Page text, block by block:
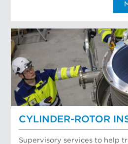
CYLINDER-ROTOR
Supervisory services to help